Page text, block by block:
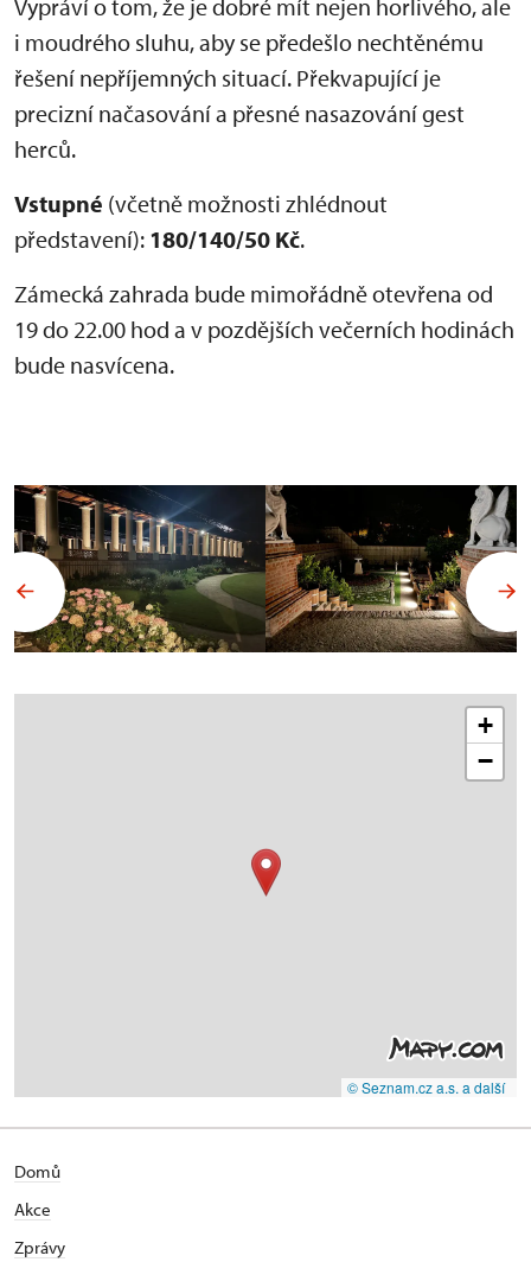
Vypráví o tom, že je dobré mít nejen horlivého, ale
i moudrého sluhu, aby se předešlo nechtěnému
řešení nepříjemných situací. Překvapující je
precizní načasování a přesné nasazování gest
herců.
Vstupné (včetně možnosti zhlédnout
představení): 180/140/50 Kč.
Zámecká zahrada bude mimořádně otevřena od
19 do 22.00 hod a v pozdějších večerních hodinách
bude nasvícena.
+
−
© Seznam.cz a.s. a další
Domů
Akce
Zprávy